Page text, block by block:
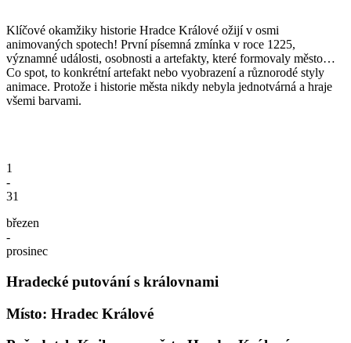
Klíčové okamžiky historie Hradce Králové ožijí v osmi
animovaných spotech! První písemná zmínka v roce 1225,
významné události, osobnosti a artefakty, které formovaly město…
Co spot, to konkrétní artefakt nebo vyobrazení a různorodé styly
animace. Protože i historie města nikdy nebyla jednotvárná a hraje
všemi barvami.
1
-
31
březen
-
prosinec
Hradecké putování s královnami
Místo: Hradec Králové